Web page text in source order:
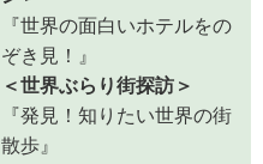
『世界の面白いホテルをの
ぞき見！』
＜世界ぶらり街探訪＞
『発見！知りたい世界の街
散歩』